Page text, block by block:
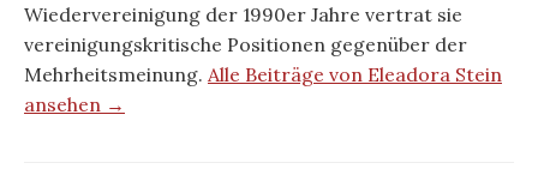
Wiedervereinigung der 1990er Jahre vertrat sie
vereinigungskritische Positionen gegenüber der
Mehrheitsmeinung. Alle Beiträge von Eleadora Stein
ansehen →